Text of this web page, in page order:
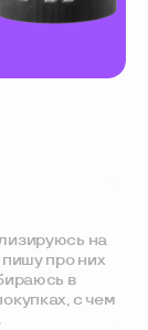
на
про них
в
с чем